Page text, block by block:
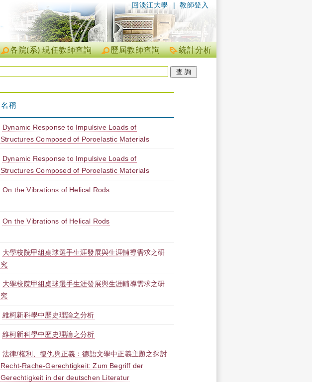
| 教師登入
回淡江大學
統計分析
歷屆教師查詢
各院(系) 現任教師查詢
名稱
Dynamic Response to Impulsive Loads of
Structures Composed of Poroelastic Materials
Dynamic Response to Impulsive Loads of
Structures Composed of Poroelastic Materials
On the Vibrations of Helical Rods
On the Vibrations of Helical Rods
大學校院甲組桌球選手生涯發展與生涯輔導需求之研
究
大學校院甲組桌球選手生涯發展與生涯輔導需求之研
究
維柯新科學中歷史理論之分析
維柯新科學中歷史理論之分析
法律/權利、復仇與正義：德語文學中正義主題之探討
Recht-Rache-Gerechtigkeit: Zum Begriff der
Gerechtigkeit in der deutschen Literatur